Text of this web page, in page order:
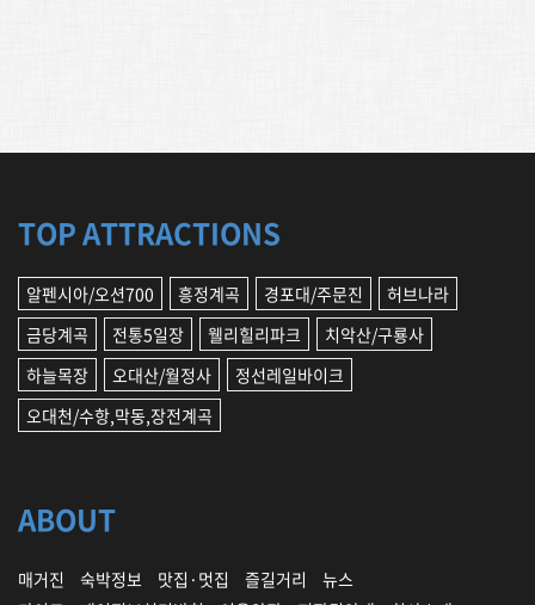
TOP ATTRACTIONS
알펜시아/오션700 흥정계곡 경포대/주문진
허브나라
금당계곡
전통5일장 웰리힐리파크
치악산/구룡사
하늘목장
오대산/월정사
정선레일바이크
오대천/수항,막동,장전계곡
ABOUT
매거진 숙박정보 맛집·멋집 즐길거리
뉴스